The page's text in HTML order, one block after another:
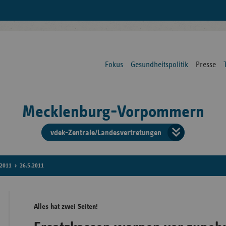
Fokus Gesundheitspolitik Presse
Mecklenburg-Vorpommern
vdek-Zentrale/Landesvertretungen
der
2011 26.5.2011
Alles hat zwei Seiten!